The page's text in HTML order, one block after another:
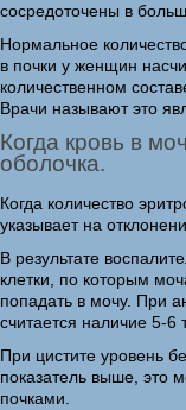
сосредоточены в
Нормальное
в почки у женщин
количественном
Врачи называют это
Когда кровь в
оболочка.
Когда количество
указывает на
В результате
клетки, по которым
попадать в мочу. При
считается наличие 5-6
При цистите уровень
показатель выше, это
почками.